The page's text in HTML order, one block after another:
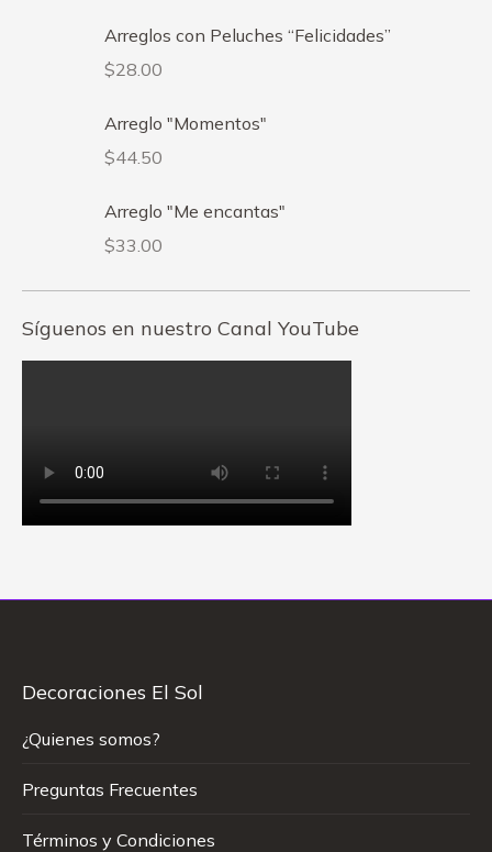
Arreglos con Peluches “Felicidades”
$28.00
Arreglo "Momentos"
$44.50
Arreglo "Me encantas"
$33.00
Síguenos en nuestro Canal YouTube
Decoraciones El Sol
¿Quienes somos?
Preguntas Frecuentes
Términos y Condiciones